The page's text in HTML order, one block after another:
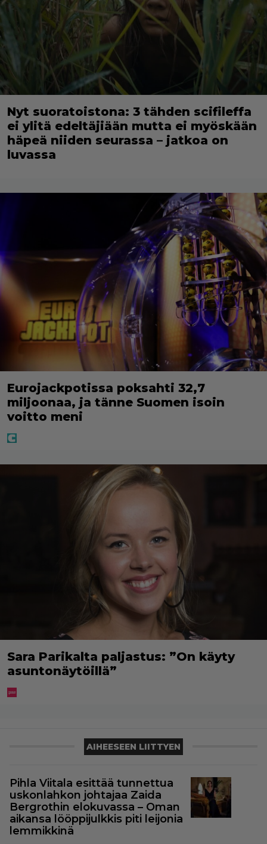
Nyt suoratoistona: 3 tähden scifileffa
ei ylitä edeltäjiään mutta ei myöskään
häpeä niiden seurassa – jatkoa on
luvassa
Eurojackpotissa poksahti 32,7
miljoonaa, ja tänne Suomen isoin
voitto meni
Sara Parikalta paljastus: ”On käyty
asuntonäytöillä”
AIHEESEEN LIITTYEN
Pihla Viitala esittää tunnettua
uskonlahkon johtajaa Zaida
Bergrothin elokuvassa – Oman
aikansa lööppijulkkis piti leijonia
lemmikkinä